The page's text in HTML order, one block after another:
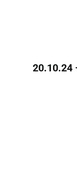
20.10.24
Bon